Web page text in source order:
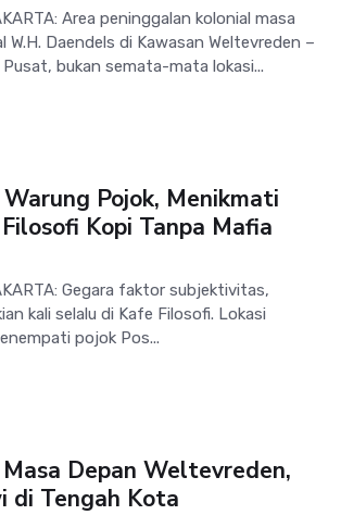
Area peninggalan kolonial masa
W.H. Daendels di Kawasan Weltevreden –
bukan semata-mata lokasi...
Pojok, Menikmati
Kopi Tanpa Mafia
Gegara faktor subjektivitas,
kali selalu di Kafe Filosofi. Lokasi
pojok Pos...
Depan Weltevreden,
di Tengah Kota